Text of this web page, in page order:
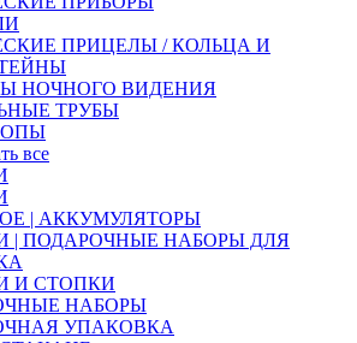
ПРИЦЕЛЫ / КОЛЬЦА И
НОЧНОГО ВИДЕНИЯ
ТРУБЫ
все
| АККУМУЛЯТОРЫ
| ПОДАРОЧНЫЕ НАБОРЫ ДЛЯ
И СТОПКИ
НАБОРЫ
УПАКОВКА